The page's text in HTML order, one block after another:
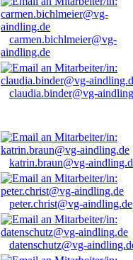
carmen.bichlmeier@vg-
aindling.de
claudia.binder@vg-
katrin.braun@vg-
peter.christ@vg-aindling.de
datenschutz@vg-